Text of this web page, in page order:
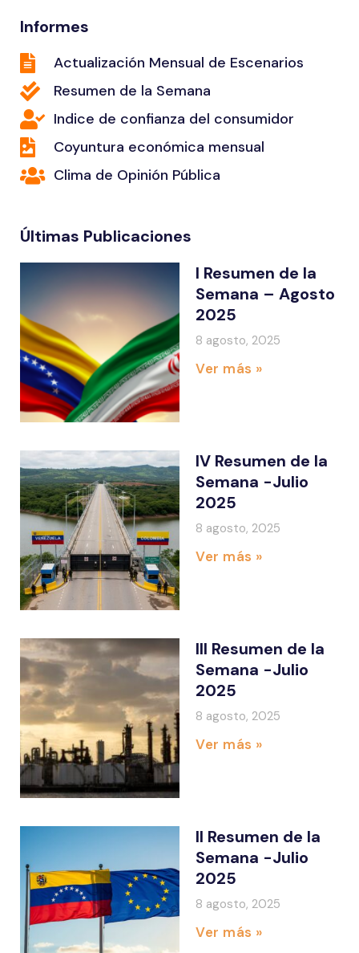
Informes
Actualización Mensual de Escenarios
Resumen de la Semana
Indice de confianza del consumidor
Coyuntura económica mensual
Clima de Opinión Pública
Últimas Publicaciones
I Resumen de la
Semana – Agosto
2025
8 agosto, 2025
Ver más »
IV Resumen de la
Semana -Julio
2025
8 agosto, 2025
Ver más »
III Resumen de la
Semana -Julio
2025
8 agosto, 2025
Ver más »
II Resumen de la
Semana -Julio
2025
8 agosto, 2025
Ver más »